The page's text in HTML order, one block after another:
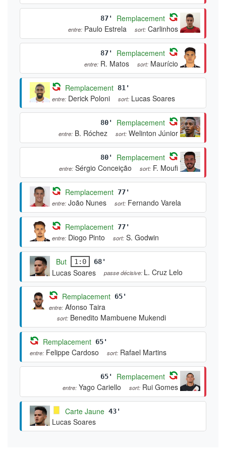
87' Remplacement
entre: Paulo Estrela sort: Carlinhos
87' Remplacement
entre: R. Matos sort: Maurício
Remplacement 81'
entre: Derick Poloni sort: Lucas Soares
80' Remplacement
entre: B. Róchez sort: Welinton Júnior
80' Remplacement
entre: Sérgio Conceição sort: F. Moufi
Remplacement 77'
entre: João Nunes sort: Fernando Varela
Remplacement 77'
entre: Diogo Pinto sort: S. Godwin
But 1:0 68'
Lucas Soares passe décisive: L. Cruz Lelo
Remplacement 65'
entre: Afonso Taira
sort: Benedito Mambuene Mukendi
Remplacement 65'
entre: Felippe Cardoso sort: Rafael Martins
65' Remplacement
entre: Yago Cariello sort: Rui Gomes
Carte Jaune 43'
Lucas Soares